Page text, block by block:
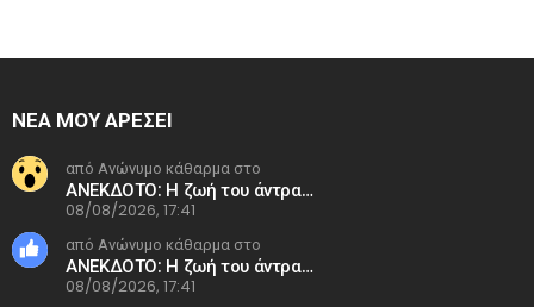
ΝΕΑ ΜΟΥ ΑΡΕΣΕΙ
από Ανώνυμο κάθαρμα στο
ΑΝΕΚΔΟΤΟ: Η ζωή του άντρα…
08/08/2026, 17:41
από Ανώνυμο κάθαρμα στο
ΑΝΕΚΔΟΤΟ: Η ζωή του άντρα…
08/08/2026, 17:41